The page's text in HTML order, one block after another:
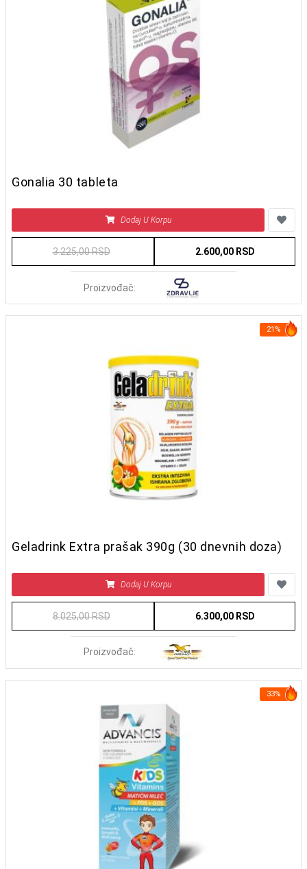
Gonalia 30 tableta
Dodaj U Korpu
3.225,00 RSD 2.600,00 RSD
Proizvođač:
21%
Geladrink Extra prašak 390g (30 dnevnih doza)
Dodaj U Korpu
8.025,00 RSD 6.300,00 RSD
Proizvođač:
33%